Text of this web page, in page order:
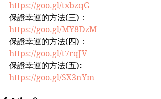
https://goo.gl/txbzqG
保證幸運的方法(三)：
https://goo.gl/MY8DzM
保證幸運的方法(四)：
https://goo.gl/t7rqJV
保證幸運的方法(五):
https://goo.gl/SX3nYm